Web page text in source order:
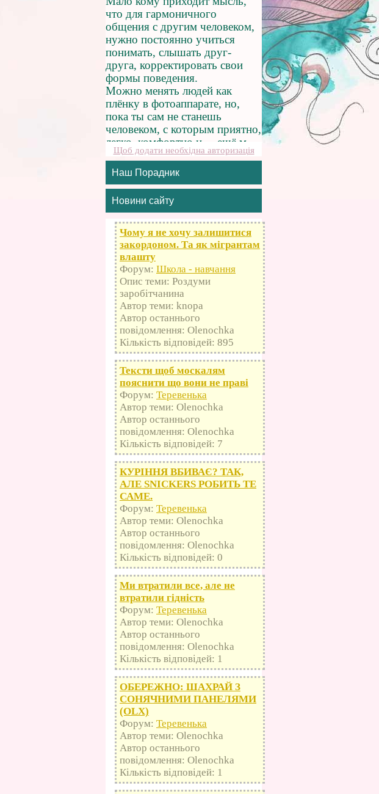
Щоб додати необхідна авторизація
Наш Порадник
Новини сайту
Чому я не хочу залишитися
закордоном. Та як мігрантам
влашту
Форум: Школа - навчання
Опис теми: Роздуми
заробітчанина
Автор теми: knopa
Автор останнього
повідомлення: Olenochka
Кількість відповідей: 895
Тексти щоб москалям
пояснити що вони не праві
Форум: Теревенька
Автор теми: Olenochka
Автор останнього
повідомлення: Olenochka
Кількість відповідей: 7
КУРІННЯ ВБИВАЄ? ТАК,
АЛЕ SNICKERS РОБИТЬ ТЕ
САМЕ.
Форум: Теревенька
Автор теми: Olenochka
Автор останнього
повідомлення: Olenochka
Кількість відповідей: 0
Ми втратили все, але не
втратили гідність
Форум: Теревенька
Автор теми: Olenochka
Автор останнього
повідомлення: Olenochka
Кількість відповідей: 1
ОБЕРЕЖНО: ШАХРАЙ З
СОНЯЧНИМИ ПАНЕЛЯМИ
(OLX)
Форум: Теревенька
Автор теми: Olenochka
Автор останнього
повідомлення: Olenochka
Кількість відповідей: 1